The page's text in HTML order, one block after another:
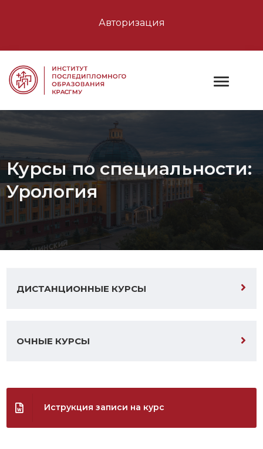
Авторизация
Курсы по специальности:
Урология
ДИСТАНЦИОННЫЕ КУРСЫ
ОЧНЫЕ КУРСЫ
Иструкция записи на курс